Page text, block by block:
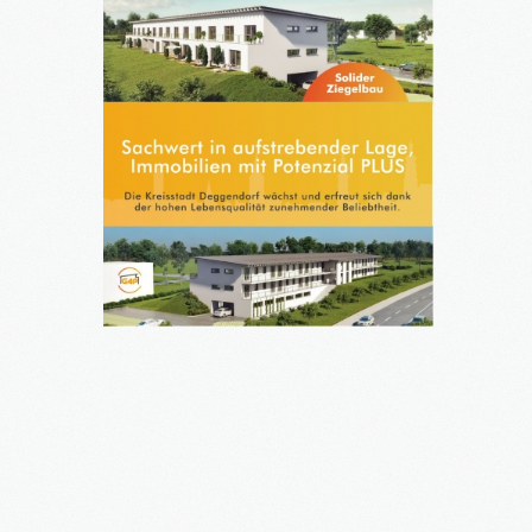
GAP1
PDF
VERKAUFSPROSPEKT
PDF BAUBESCHREIBUNG
PDF MÖBELPAKET
PDF TEILUNGSERKLÄRUNG
PDF KAUFVERTRAG
PDF MIETERWARTUNG
PDF NEBENKOSTEN